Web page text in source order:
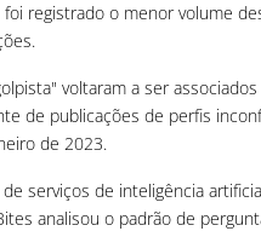
registrado o menor volume
voltaram a ser
de publicações de perfis
de 2023.
serviços de inteligência
analisou o padrão de